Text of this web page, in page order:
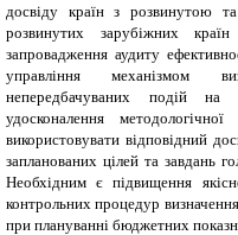
досвіду країн з розвинутою
розвинутих зарубіжних
запровадження аудиту
управління механізмом
непередбачуваних подій
удосконалення
використовувати відповідний
запланованих цілей та завдань
Необхідним є підвищення
контрольних процедур
при плануванні бюджетних